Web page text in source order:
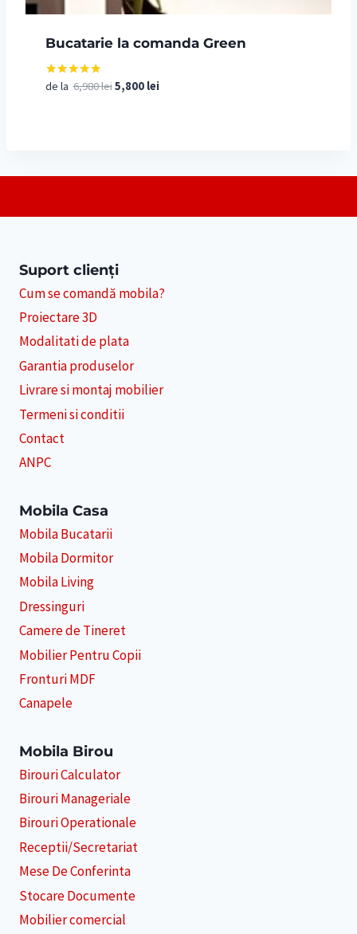
Bucatarie la comanda Green
Evaluat la
de la6,980leiPrețul
5,800 leiPrețul
Suport clienți
Cum se comandă mobila?
Proiectare 3D
Modalitati de plata
Garantia produselor
Livrare si montaj mobilier
Termeni si conditii
Contact
ANPC
Mobila Casa
Mobila Bucatarii
Mobila Dormitor
Mobila Living
Dressinguri
Camere de Tineret
Mobilier Pentru Copii
Fronturi MDF
Canapele
Mobila Birou
Birouri Calculator
Birouri Manageriale
Birouri Operationale
Receptii/Secretariat
Mese De Conferinta
Stocare Documente
Mobilier comercial